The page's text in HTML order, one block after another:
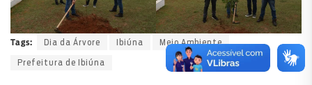
Tags: Dia da Árvore Ibiúna Meio Ambiente
Prefeitura de Ibiúna